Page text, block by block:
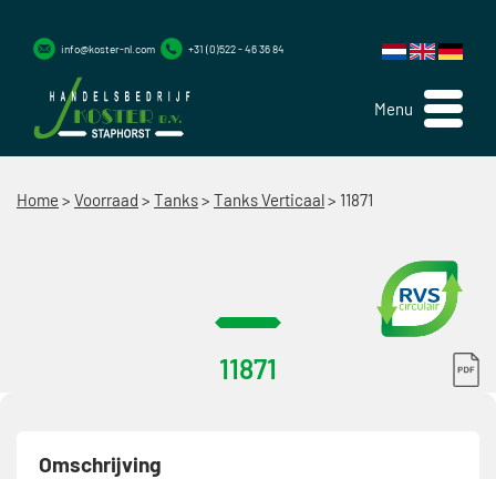
Menu
info@koster-nl.com +31 (0)522 - 46 36 84
Home > Voorraad > Tanks> Tanks Verticaal> 11871
11871
Omschrijving